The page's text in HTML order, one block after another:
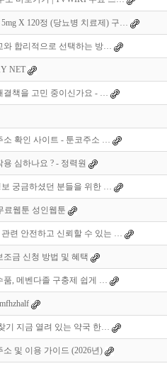
X 120정 (당뇨병 치료제) 구…
와 합리적으로 선택하는 방…
NET
결책을 고민 중이신가요 - …
소 확인 사이트 - 툰코주소 …
심하나요 ? - 정력원
궁금하셨던 분들을 위한 …
료웹툰 성인웹툰
관련 안전하고 신뢰할 수 있는 …
조금 신청 방법 및 혜택
품, 메벤다졸 구충제 쉽게 …
기 지금 열려 있는 약국 한…
소 및 이용 가이드 (2026년)